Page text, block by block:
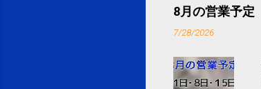
8月の営業予定
7/28/2026